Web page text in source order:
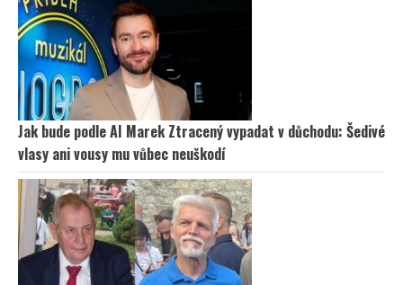
Jak bude podle AI Marek Ztracený vypadat v důchodu: Šedivé
vlasy ani vousy mu vůbec neuškodí